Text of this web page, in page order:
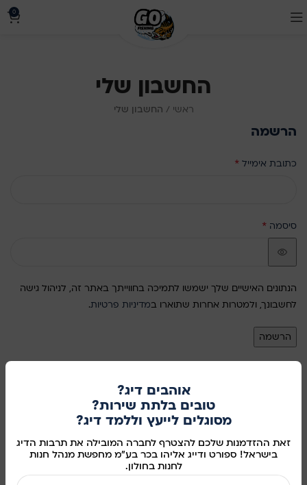
אוהבים דיג?
טובים בלתת שירות?
מסוגלים לייעץ וללמד דיג?
זאת ההזדמנות שלכם להצטרף לחברה המובילה את תרבות הדיג
בישראל! ספורט ודייג אליהו בכר בע"מ מחפשת מנהל חנות
לחנות בחולון.
0
החשבון שלי
ראשי / החשבון שלי
הרשמה
כתובת אימייל *
סיסמה *
הנתונים האישיים שלך ישמשו לתמיכה בחווייתך באתר זה, לניהול גישה
לחשבונך, ולמטרות אחרות שתוארו במדיניות פרטיות.
הרשמה
LOGIN
Registering for this site allows you to access your order status
and history. Just fill in the fields below, and we'll get a new
account set up for you in no time. We will only ask you for